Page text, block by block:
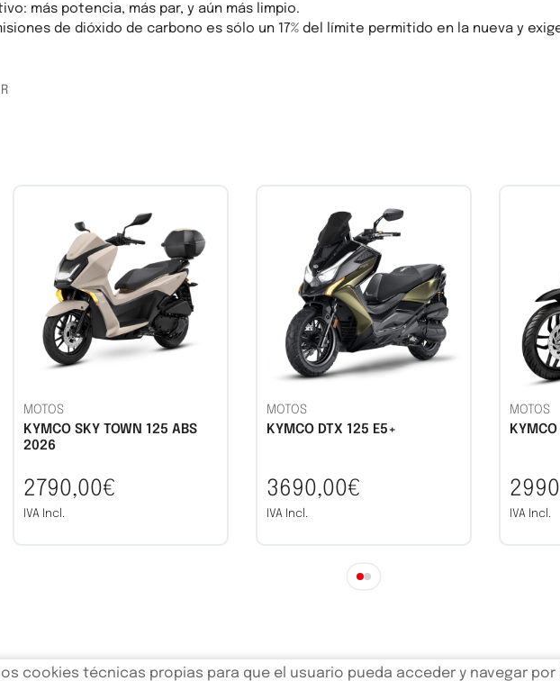
más potencia, más par, y aún más limpio.
de dióxido de carbono es sólo un 17% del límite permitido en la nueva y
MOTOS
KYMCO SKY TOWN 125 ABS
2026
2790,00€
IVA Incl.
MOTOS
KYMCO DTX 125 E5+
3690,00€
IVA Incl.
MOTOS
IVA Incl.
cookies técnicas propias para que el usuario pueda acceder y navegar